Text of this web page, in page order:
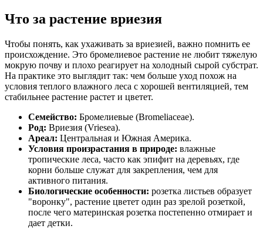
Что за растение вриезия
Чтобы понять, как ухаживать за вриезией, важно помнить ее
происхождение. Это бромелиевое растение не любит тяжелую
мокрую почву и плохо реагирует на холодный сырой субстрат.
На практике это выглядит так: чем больше уход похож на
условия теплого влажного леса с хорошей вентиляцией, тем
стабильнее растение растет и цветет.
Семейство: Бромелиевые (Bromeliaceae).
Род: Вриезия (Vriesea).
Ареал: Центральная и Южная Америка.
Условия произрастания в природе: влажные
тропические леса, часто как эпифит на деревьях, где
корни больше служат для закрепления, чем для
активного питания.
Биологические особенности: розетка листьев образует
"воронку", растение цветет один раз зрелой розеткой,
после чего материнская розетка постепенно отмирает и
дает детки.